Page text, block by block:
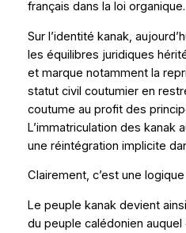
français dans la loi organique.
Sur l’identité kanak,
les équilibres juridiques
et marque notamment la
statut civil coutumier en
coutume au profit des
L’immatriculation des kanak
une réintégration implicite
Clairement, c’est une logique
Le peuple kanak devient
du peuple calédonien